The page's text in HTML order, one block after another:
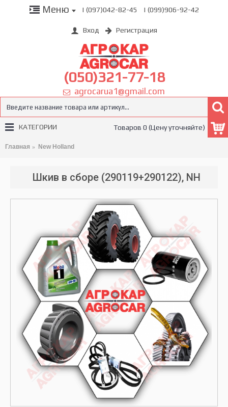
Меню | (097)042-82-45 | (099)906-92-42
Вход Регистрация
(050)321-77-18
agrocarua1@gmail.com
Товаров 0 (Цену уточняйте)
КАТЕГОРИИ
Главная New Holland
Шкив в сборе (290119+290122), NH